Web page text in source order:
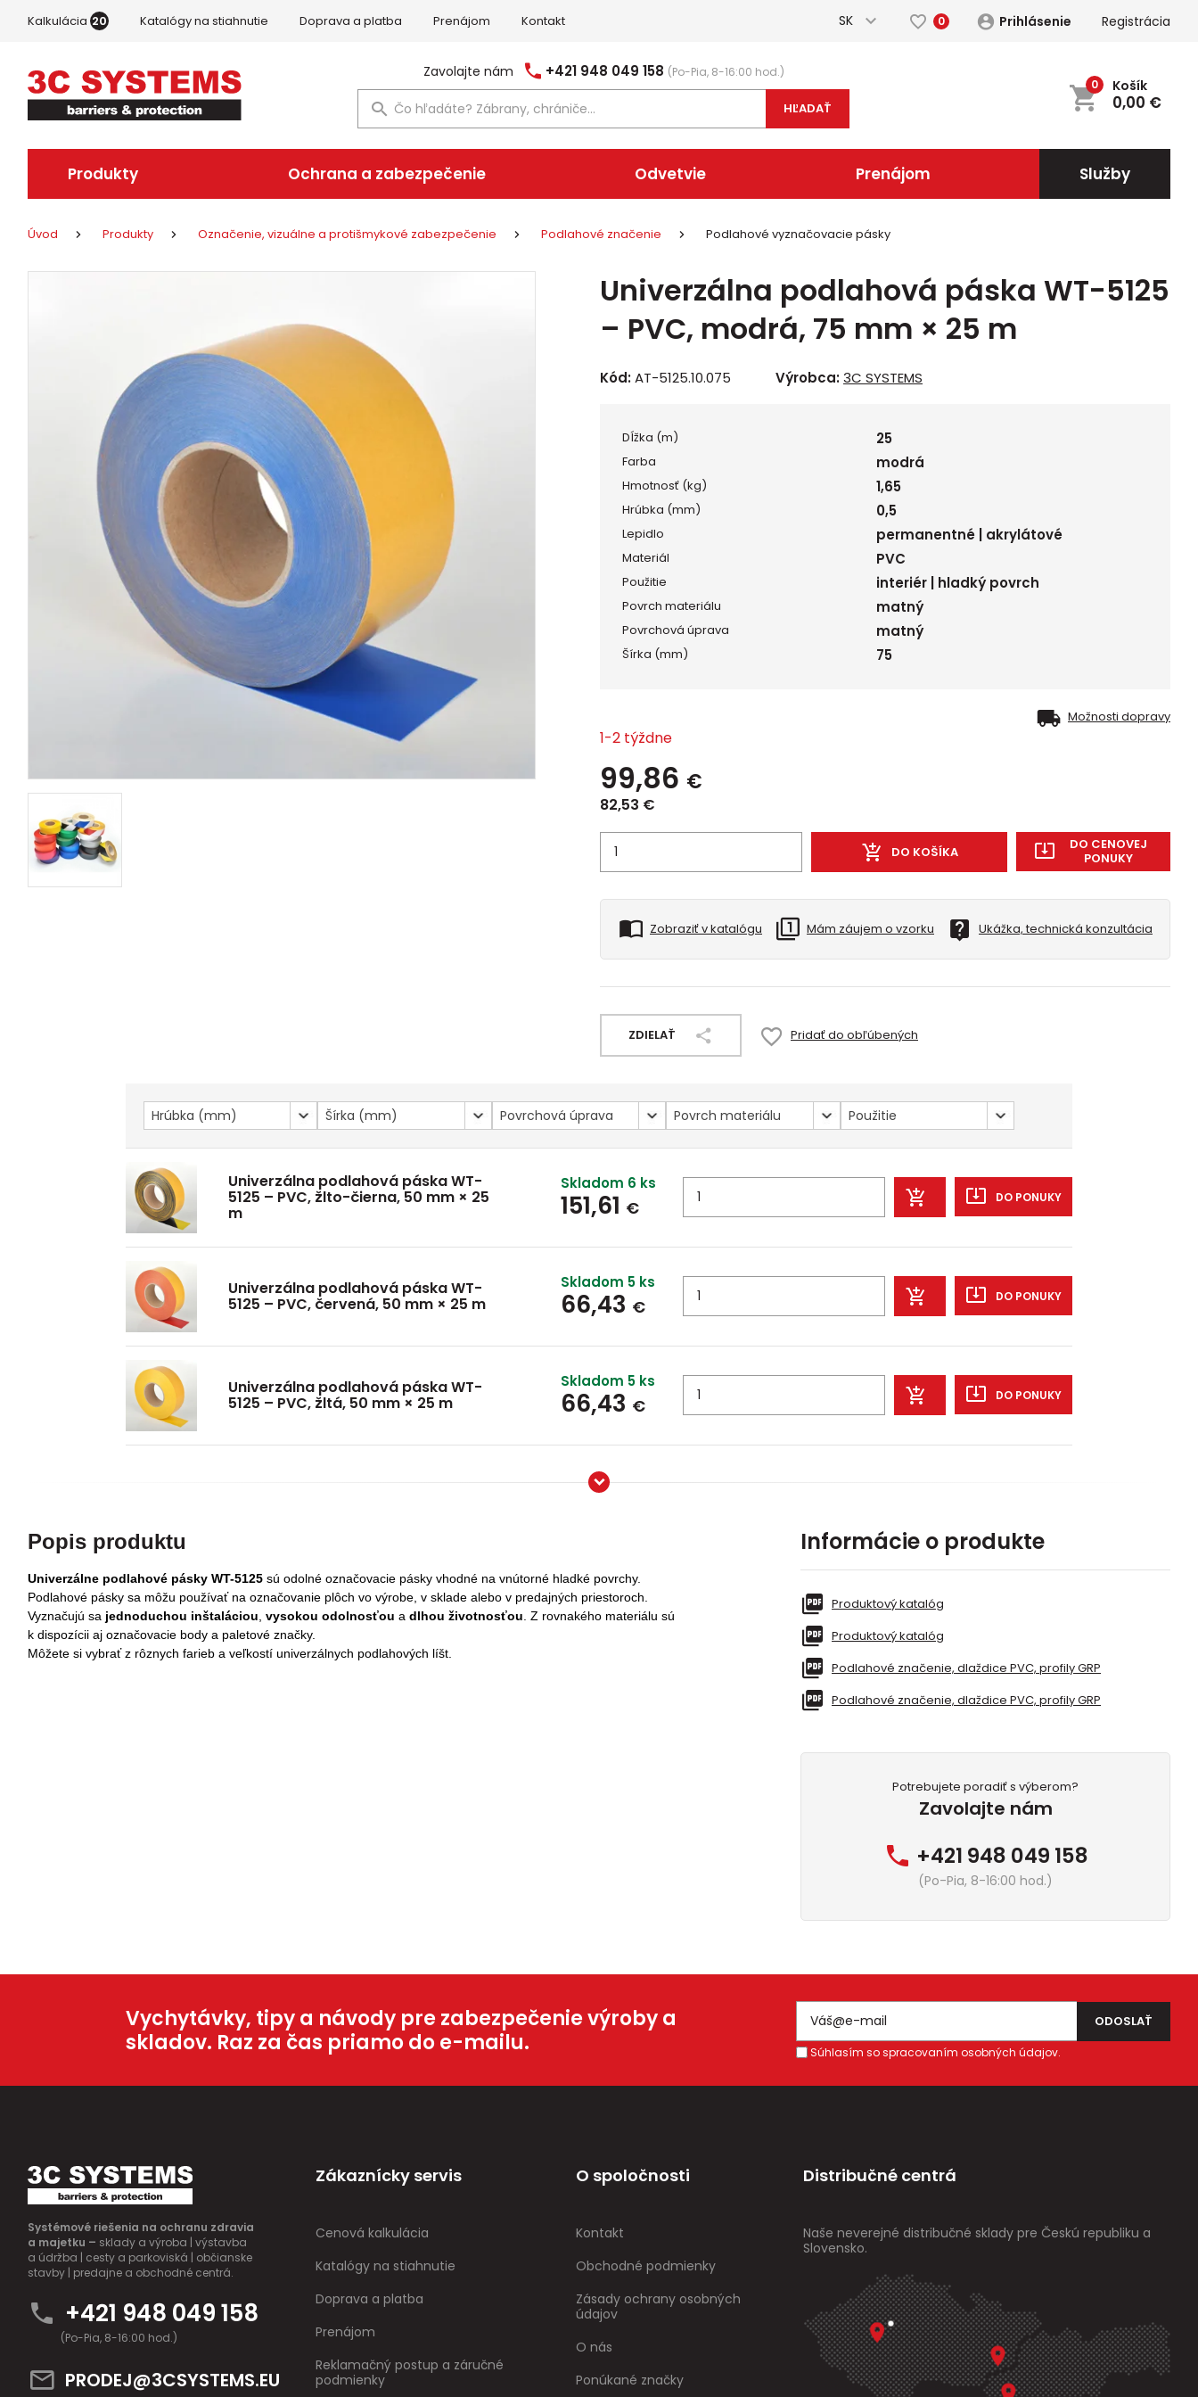
Kalkulácia 20 Katalógy na stiahnutie Doprava a platba Prenájom Kontakt SK 0 Prihlásenie Registrácia
Zavolajte nám +421 948 049 158 (Po-Pia, 8-16:00 hod.)
HĽADAŤ
Košík
0,00 €
0
Produkty Ochrana a zabezpečenie Odvetvie Prenájom Služby
Úvod Produkty Označenie, vizuálne a protišmykové zabezpečenie Podlahové značenie Podlahové vyznačovacie pásky
Univerzálna podlahová páska WT-5125
– PVC, modrá, 75 mm × 25 m
Kód:AT-5125.10.075 Výrobca:3C SYSTEMS
Dĺžka (m) 25
Farba modrá
Hmotnosť (kg) 1,65
Hrúbka (mm) 0,5
Lepidlo permanentné | akrylátové
Materiál PVC
Použitie interiér | hladký povrch
Povrch materiálu matný
Povrchová úprava matný
Šírka (mm) 75
Možnosti dopravy
1-2 týždne
99,86 €
82,53 €
DO KOŠÍKA
DO CENOVEJ
PONUKY
Zobraziť v katalógu Mám záujem o vzorku Ukážka, technická konzultácia
ZDIELAŤ Pridať do obľúbených
Hrúbka (mm) Šírka (mm) Povrchová úprava Povrch materiálu Použitie
Univerzálna podlahová páska WT-
5125 – PVC, žlto-čierna, 50 mm × 25
m
Skladom 6 ks
151,61 € DO PONUKY
Univerzálna podlahová páska WT-
5125 – PVC, červená, 50 mm × 25 m
Skladom 5 ks
66,43 € DO PONUKY
Univerzálna podlahová páska WT-
5125 – PVC, žltá, 50 mm × 25 m
Skladom 5 ks
66,43 € DO PONUKY
Popis produktu
Univerzálne podlahové pásky WT-5125 sú odolné označovacie pásky vhodné na vnútorné hladké povrchy.
Podlahové pásky sa môžu používať na označovanie plôch vo výrobe, v sklade alebo v predajných priestoroch.
Vyznačujú sa jednoduchou inštaláciou vysokou odolnosťou a dlhou životnosťou . Z rovnakého materiálu sú
k dispozícii aj označovacie body a paletové značky.
Môžete si vybrať z rôznych farieb a veľkostí univerzálnych podlahových líšt.
Informácie o produkte
Produktový katalóg
Produktový katalóg
Podlahové značenie, dlaždice PVC, profily GRP
Podlahové značenie, dlaždice PVC, profily GRP
Potrebujete poradiť s výberom?
Zavolajte nám
+421 948 049 158
(Po-Pia, 8-16:00 hod.)
Vychytávky, tipy a návody pre zabezpečenie výroby a
skladov. Raz za čas priamo do e-mailu.
Súhlasím so spracovaním osobných údajov.
Systémové riešenia na ochranu zdravia
a majetku – sklady a výroba | výstavba
a údržba | cesty a parkoviská | občianske
stavby | predajne a obchodné centrá.
+421 948 049 158
(Po-Pia, 8-16:00 hod.)
PRODEJ@3CSYSTEMS.EU
Zákaznícky servis
Cenová kalkulácia
Katalógy na stiahnutie
Doprava a platba
Prenájom
Reklamačný postup a záručné
podmienky
O spoločnosti
Kontakt
Obchodné podmienky
Zásady ochrany osobných
údajov
O nás
Ponúkané značky
Distribučné centrá
Naše neverejné distribučné sklady pre Českú republiku a
Slovensko.